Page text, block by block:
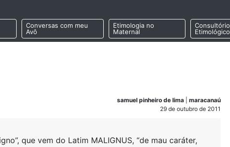
Conversas com meu
Avô
Etimologia no
Maternal
Consultório
Etimológico
samuel pinheiro de lima
maracanaú
29 de outubro de 2011
que vem do Latim MALIGNUS, “de mau caráter,